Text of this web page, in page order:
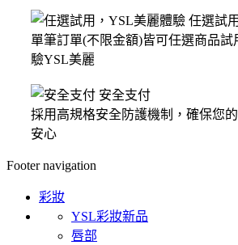
任選試
單筆訂單(不限金額)皆可任選商品試
驗YSL美麗
安全支付
採用高規格安全防護機制，確保您
安心
Footer navigation
彩妝
YSL彩妝新品
唇部